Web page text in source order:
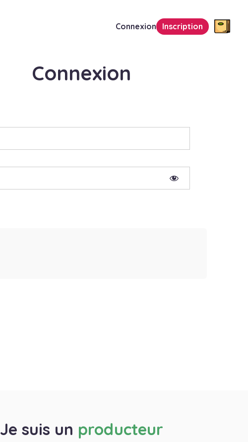
Connexion Inscription
Connexion
Je suis un producteur